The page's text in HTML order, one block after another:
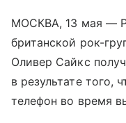
МОСКВА, 13 мая —
британской рок-
Оливер Сайкс
в результате того,
телефон во время